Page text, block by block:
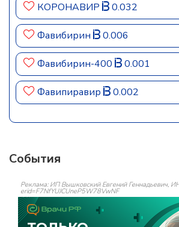
КОРОНАВИР 0.032
Фавибирин 0.006
Фавибирин-400 0.001
Фавипиравир 0.002
События
Реклама: ИП Вышковский Евгений Геннадьевич,
erid=F7NfYUJCUneP5W78VwNF